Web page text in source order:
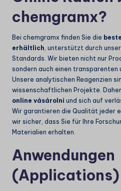
chemgramx?
Bei chemgramx finden Sie die
erhältlich , unterstützt durch
Standards. Wir bieten nicht nur
sondern auch einen transparenten
Unsere analytischen Reagenzien
wissenschaftlichen Projekte. Daher
online vásárolni und sich auf
Wir garantieren die Qualität jeder
wir sicher, dass Sie für Ihre
Materialien erhalten.
Anwendungen
(Applications)